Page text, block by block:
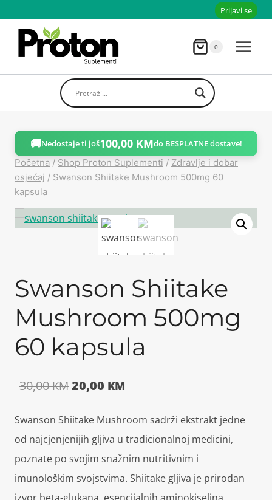
sadržaja
Prijavi se
0
🚚Nedostaje ti još100,00 KMdo BESPLATNE dostave!
Početna / Shop Proton Suplementi / Zdravlje i dobar
osjećaj / Swanson Shiitake Mushroom 500mg 60
kapsula
Swanson Shiitake
Mushroom 500mg
60 kapsula
30,00KM Izvorna
bila
je:
30,00 KM.
20,00 KM
je:
20,00 KM.
Swanson Shiitake Mushroom sadrži ekstrakt jedne
od najcjenjenijih gljiva u tradicionalnoj medicini,
poznate po svojim snažnim nutritivnim i
imunološkim svojstvima. Shiitake gljiva je prirodan